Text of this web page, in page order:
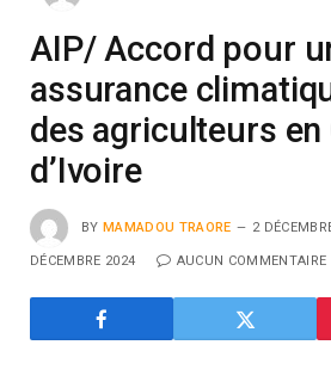
AIP/ Accord pour
assurance
des agriculteurs en
d’Ivoire
BY MAMADOU TRAORE 2
DÉCEMBRE 2024 AUCUN COMMENTAIRE